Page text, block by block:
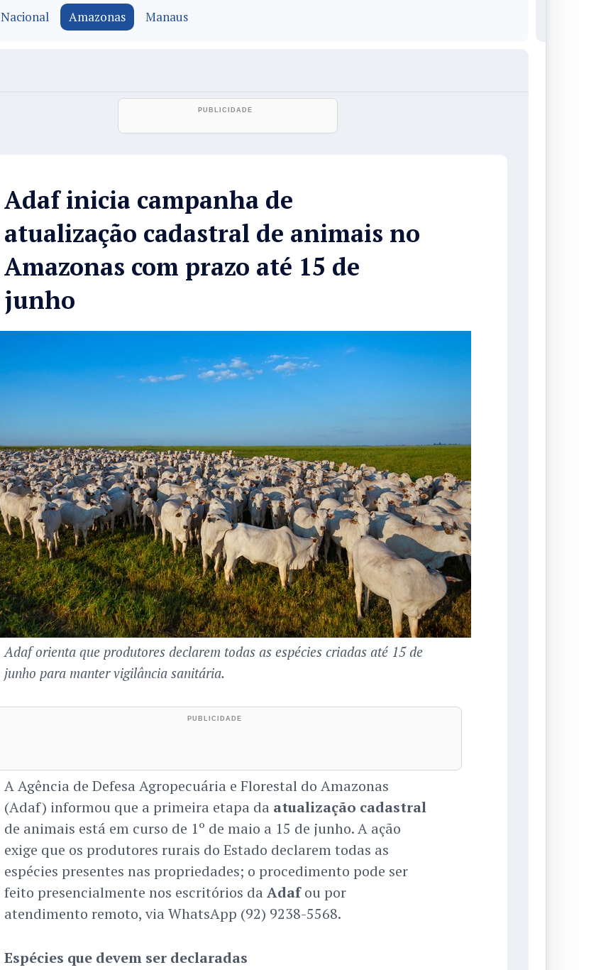
Nacional Amazonas Manaus
Adaf inicia campanha de
atualização cadastral de animais no
Amazonas com prazo até 15 de
junho
Adaf orienta que produtores declarem todas as espécies criadas até 15 de
junho para manter vigilância sanitária.
A Agência de Defesa Agropecuária e Florestal do Amazonas
(Adaf) informou que a primeira etapa da atualização cadastral
de animais está em curso de 1º de maio a 15 de junho. A ação
exige que os produtores rurais do Estado declarem todas as
espécies presentes nas propriedades; o procedimento pode ser
feito presencialmente nos escritórios da Adafou por
atendimento remoto, via WhatsApp (92) 9238-5568.
Espécies que devem ser declaradas